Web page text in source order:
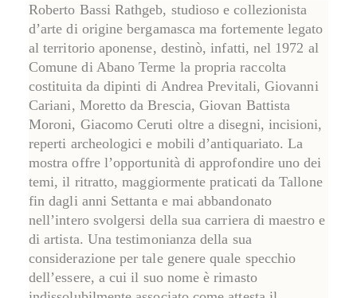
Roberto Bassi Rathgeb, studioso e collezionista
d’arte di origine bergamasca ma fortemente legato
al territorio aponense, destinò, infatti, nel 1972 al
Comune di Abano Terme la propria raccolta
costituita da dipinti di Andrea Previtali,Giovanni
Cariani, Moretto da Brescia,Giovan Battista
Moroni, Giacomo Ceruti oltre a disegni, incisioni,
reperti archeologici e mobili d’antiquariato. La
mostra offre l’opportunità di approfondire uno dei
temi, il ritratto, maggiormente praticati da Tallone
fin dagli anni Settanta e mai abbandonato
nell’intero svolgersi della sua carriera di maestro e
di artista. Una testimonianza della sua
considerazione per tale genere quale specchio
dell’essere, a cui il suo nome è rimasto